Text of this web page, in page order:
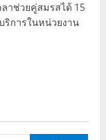
าช่วยคู่สมรสได้ 15
ริการในหน่วยงาน